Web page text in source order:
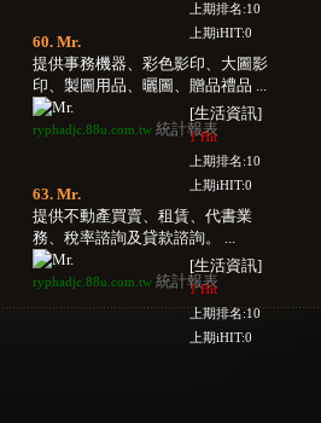
上期排名:10
上期iHIT:0
60. Mr.
提供事務機器、彩色影印、大圖影
印、製圖用品、曬圖、贈品禮品 ...
[生活資訊]
1 Hit
上期排名:10
上期iHIT:0
ryphadjc.88u.com.tw 統計報表
63. Mr.
提供不動產買賣、租賃、代書業
務、稅率諮詢及貸款諮詢。 ...
[生活資訊]
1 Hit
上期排名:10
上期iHIT:0
ryphadjc.88u.com.tw 統計報表